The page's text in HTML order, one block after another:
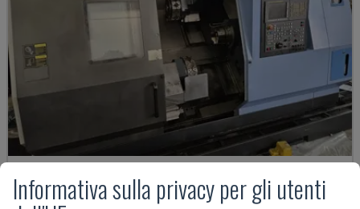
PUMA TT2500SY
DOOSAN - TORNIO MULTI-MANDRINO
Informativa sulla privacy per gli utenti